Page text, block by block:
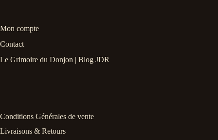
Mon compte
Contact
Le Grimoire du Donjon | Blog JDR
Conditions Générales de vente
Livraisons & Retours